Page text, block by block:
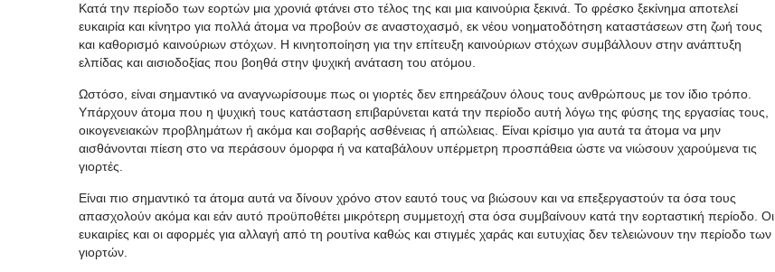
Κατά την περίοδο των εορτών μια χρονιά φτάνει στο τέλος της και μια καινούρια ξεκινά. Το φρέσκο ξεκίνημα αποτελεί
ευκαιρία και κίνητρο για πολλά άτομα να προβούν σε αναστοχασμό, εκ νέου νοηματοδότηση καταστάσεων στη ζωή τους
και καθορισμό καινούριων στόχων. Η κινητοποίηση για την επίτευξη καινούριων στόχων συμβάλλουν στην ανάπτυξη
ελπίδας και αισιοδοξίας που βοηθά στην ψυχική ανάταση του ατόμου.
Ωστόσο, είναι σημαντικό να αναγνωρίσουμε πως οι γιορτές δεν επηρεάζουν όλους τους ανθρώπους με τον ίδιο τρόπο.
Υπάρχουν άτομα που η ψυχική τους κατάσταση επιβαρύνεται κατά την περίοδο αυτή λόγω της φύσης της εργασίας τους,
οικογενειακών προβλημάτων ή ακόμα και σοβαρής ασθένειας ή απώλειας. Είναι κρίσιμο για αυτά τα άτομα να μην
αισθάνονται πίεση στο να περάσουν όμορφα ή να καταβάλουν υπέρμετρη προσπάθεια ώστε να νιώσουν χαρούμενα τις
γιορτές.
Είναι πιο σημαντικό τα άτομα αυτά να δίνουν χρόνο στον εαυτό τους να βιώσουν και να επεξεργαστούν τα όσα τους
απασχολούν ακόμα και εάν αυτό προϋποθέτει μικρότερη συμμετοχή στα όσα συμβαίνουν κατά την εορταστική περίοδο. Οι
ευκαιρίες και οι αφορμές για αλλαγή από τη ρουτίνα καθώς και στιγμές χαράς και ευτυχίας δεν τελειώνουν την περίοδο των
γιορτών.